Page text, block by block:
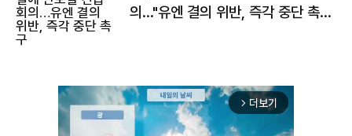
의…"유엔 결의 위반, 즉각 중단 촉
arrow_forward_ios 더보기